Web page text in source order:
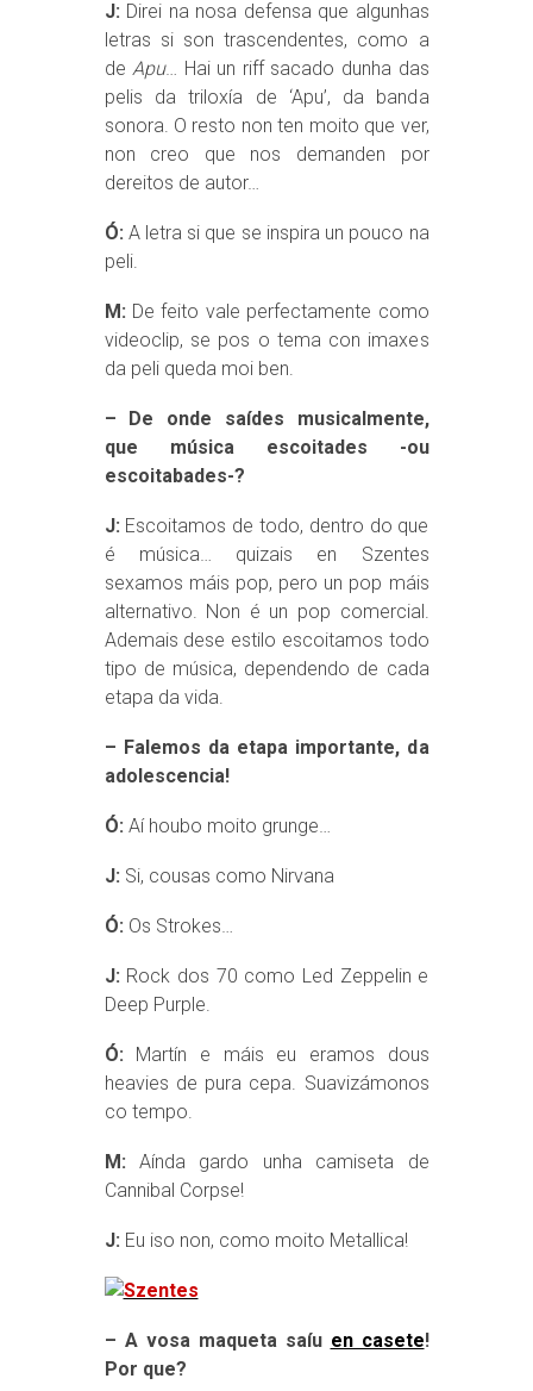
J: Direi na nosa defensa que algunhas
letras si son trascendentes, como a
de Apu… Hai un riff sacado dunha das
pelis da triloxía de ‘Apu’, da banda
sonora. O resto non ten moito que ver,
non creo que nos demanden por
dereitos de autor…
Ó: A letra si que se inspira un pouco na
peli.
M: De feito vale perfectamente como
videoclip, se pos o tema con imaxes
da peli queda moi ben.
– De onde saídes musicalmente,
que música escoitades -ou
escoitabades-?
J: Escoitamos de todo, dentro do que
é música… quizais en Szentes
sexamos máis pop, pero un pop máis
alternativo. Non é un pop comercial.
Ademais dese estilo escoitamos todo
tipo de música, dependendo de cada
etapa da vida.
– Falemos da etapa importante, da
adolescencia!
Ó: Aí houbo moito grunge…
J: Si, cousas como Nirvana
Ó: Os Strokes…
J: Rock dos 70 como Led Zeppelin e
Deep Purple.
Ó: Martín e máis eu eramos dous
heavies de pura cepa. Suavizámonos
co tempo.
M: Aínda gardo unha camiseta de
Cannibal Corpse!
J: Eu iso non, como moito Metallica!
– A vosa maqueta saíu en casete!
Por que?